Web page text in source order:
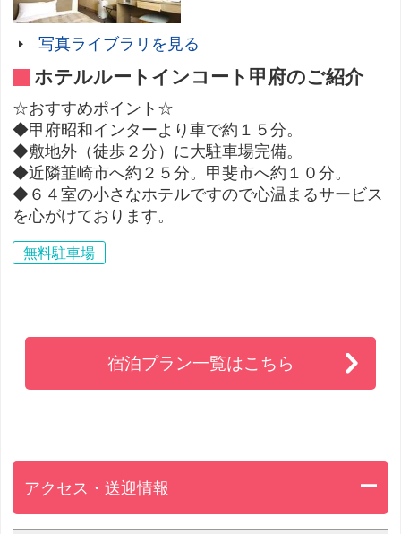
写真ライブラリを見る
ホテルルートインコート甲府のご紹介
☆おすすめポイント☆
◆甲府昭和インターより車で約１５分。
◆敷地外（徒歩２分）に大駐車場完備。
◆近隣韮崎市へ約２５分。甲斐市へ約１０分。
◆６４室の小さなホテルですので心温まるサービス
を心がけております。
無料駐車場
宿泊プラン一覧はこちら
アクセス・送迎情報